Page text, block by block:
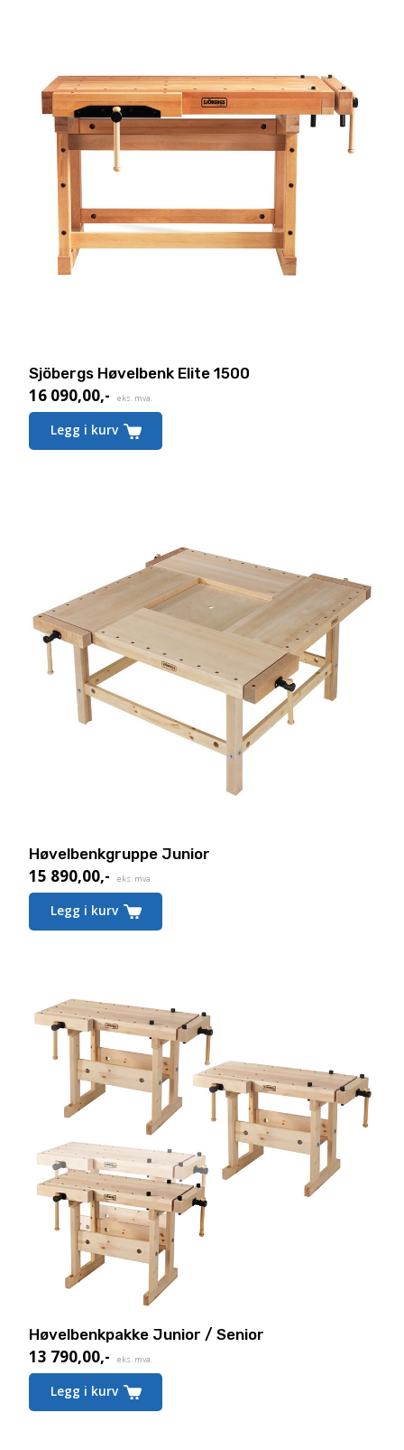
Sjöbergs Høvelbenk Elite 1500
16 090,00,- eks. mva.
Legg i kurv
Høvelbenkgruppe Junior
15 890,00,- eks. mva.
Legg i kurv
Høvelbenkpakke Junior / Senior
13 790,00,- eks. mva.
Legg i kurv